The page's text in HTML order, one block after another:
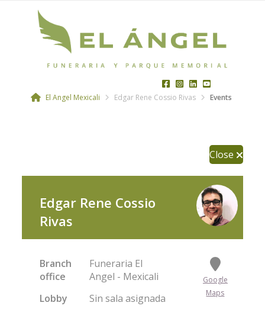
El Angel Mexicali Edgar Rene Cossio Rivas Events
Close
Edgar Rene Cossio
Rivas
Branch
office
Funeraria El
Angel - Mexicali
Lobby
Sin sala asignada
Google
Maps